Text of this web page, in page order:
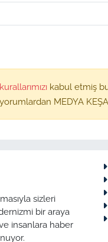
kabul etmiş
MEDYA
sizleri
bir araya
insanlara haber